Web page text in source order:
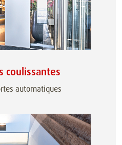
coulissantes
automatiques